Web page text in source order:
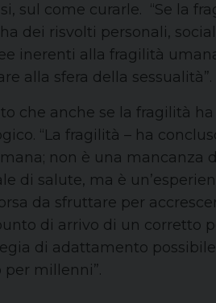
sul come curarle. “Se la
dei risvolti personali,
inerenti alla fragilità
alla sfera della sessualità”.
che anche se la fragilità
“La fragilità – ha
non è una mancanza
di salute, ma è
da sfruttare per
di arrivo di un corretto
di adattamento
millenni”.